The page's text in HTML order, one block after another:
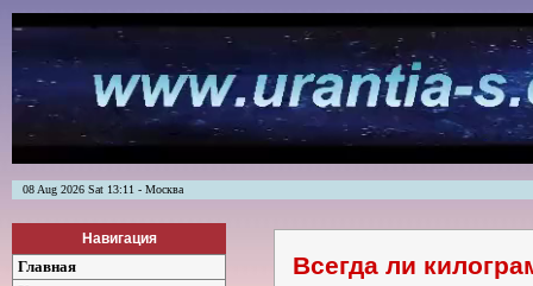
08 Aug 2026 Sat 13:11 - Москва
Навигация
Главная
Всегда ли